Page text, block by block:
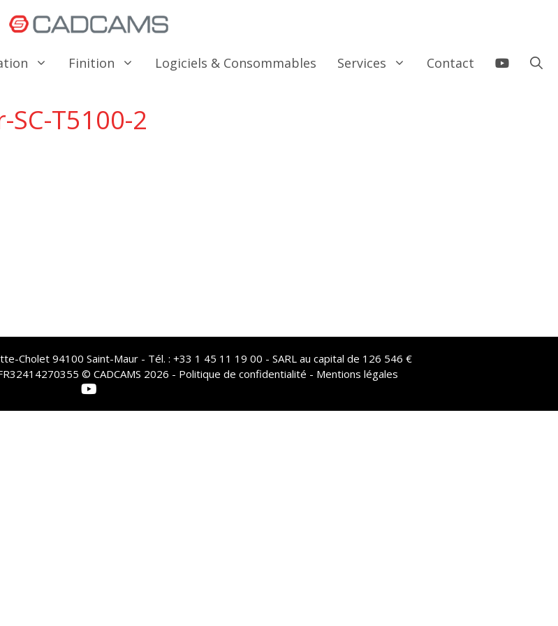
Finition Logiciels & Consommables Services Contact
T5100-2
Cholet 94100 Saint-Maur - Tél. : +33 1 45 11 19 00 - SARL au capital de 126 546 €
© CADCAMS 2026 - Politique de confidentialité - Mentions légales